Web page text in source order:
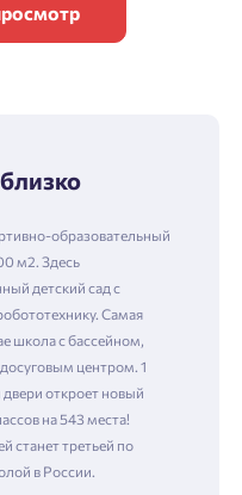
образовательный
м2. Здесь
детский сад с
Самая
школа с бассейном,
центром. 1
двери откроет новый
на 543 места!
станет третьей по
в России.